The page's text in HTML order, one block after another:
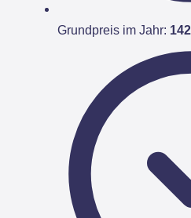
Grundpreis im Jahr: